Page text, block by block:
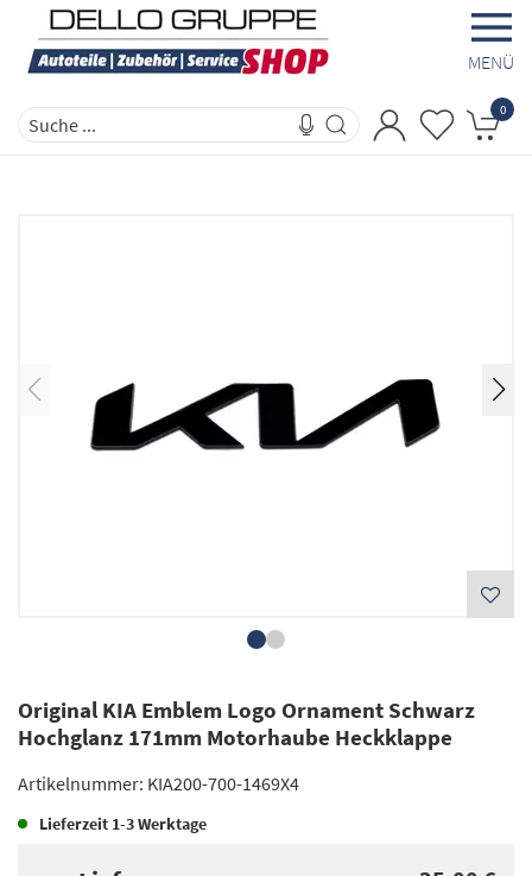
MENÜ
0
Original KIA Emblem Logo Ornament Schwarz
Hochglanz 171mm Motorhaube Heckklappe
Artikelnummer: KIA200-700-1469X4
Lieferzeit 1-3 Werktage